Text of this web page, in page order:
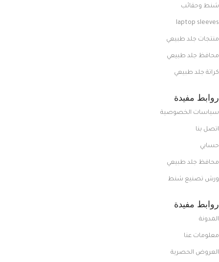
شنط وحقائب
laptop sleeves
منتجات جلد طبيعي
محافظ جلد طبيعي
كراتة جلد طبيعي
روابط مفيدة
سياسات الخصوصية
اتصل بنا
حسابي
محافظ جلد طبيعي
ورش تصنيع شنط
روابط مفيدة
المدونة
معلومات عنا
العروض الحصرية